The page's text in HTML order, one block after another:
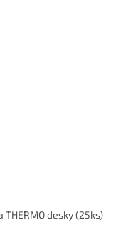
THERMO desky (25ks)